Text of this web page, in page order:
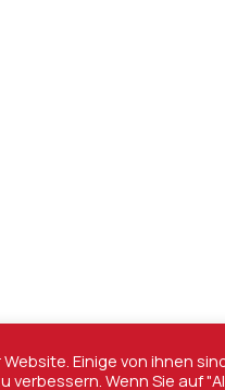
Einige von ihnen
verbessern. Wenn Sie auf